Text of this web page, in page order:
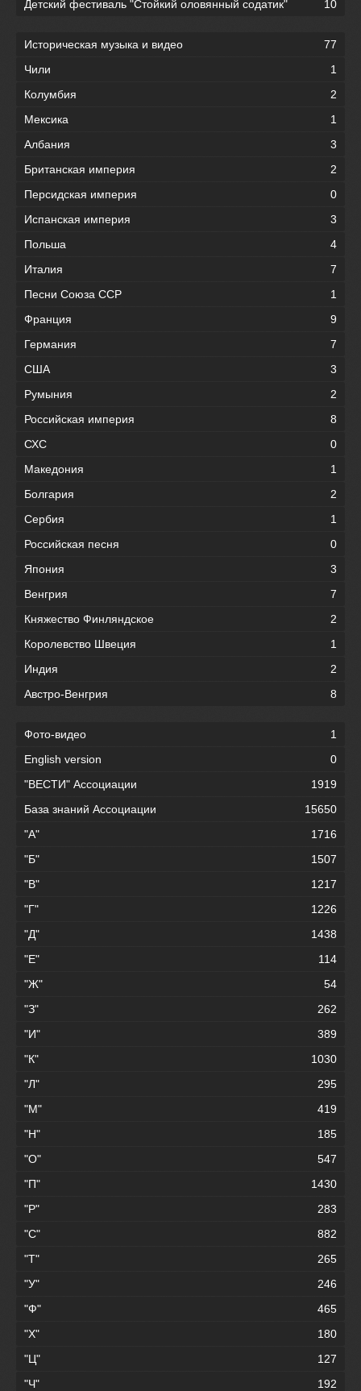
Детский фестиваль "Стойкий оловянный содатик" 10
Историческая музыка и видео
77
Чили
1
Колумбия
2
Мексика
1
Албания
3
Британская империя
2
Персидская империя
0
Испанская империя
3
Польша
4
Италия
7
Песни Союза ССР
1
Франция
9
Германия
7
США
3
Румыния
2
Российская империя
8
СХС
0
Македония
1
Болгария
2
Сербия
1
Российская песня
0
Япония
3
Венгрия
7
Княжество Финляндское
2
Королевство Швеция
1
Индия
2
Австро-Венгрия
8
Фото-видео
1
English version
0
"ВЕСТИ" Ассоциации
1919
База знаний Ассоциации
15650
"А"
1716
"Б"
1507
"В"
1217
"Г"
1226
"Д"
1438
"Е"
114
"Ж"
54
"З"
262
"И"
389
"К"
1030
"Л"
295
"М"
419
"Н"
185
"О"
547
"П"
1430
"Р"
283
"С"
882
"Т"
265
"У"
246
"Ф"
465
"Х"
180
"Ц"
127
"Ч"
192